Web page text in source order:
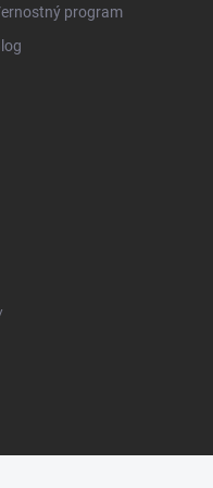
program